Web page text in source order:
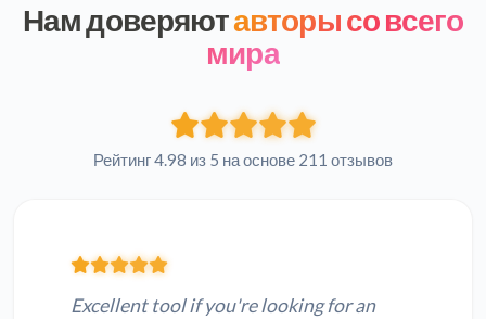
Нам доверяютавторы со всего
мира
Рейтинг 4.98 из 5 на основе 211 отзывов
Excellent tool if you're looking for an